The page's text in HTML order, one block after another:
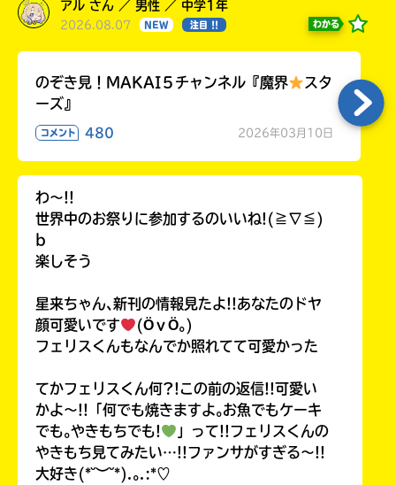
アル さん ／ 男性 ／ 中学1年
2026.08.07 NEW 注目 !! わかる
のぞき見！MAKAI５チャンネル『魔界
スタ
ーズ』
コメント 480 2026年03月10日
わ〜!!
世界中のお祭りに参加するのいいね!(≧∇≦)
b
楽しそう
星来ちゃん､新刊の情報見たよ!!あなたのドヤ
顔可愛いです
(ӦｖӦ｡)
フェリスくんもなんでか照れてて可愛かった
てかフェリスくん何?!この前の返信!!可愛い
かよ〜!!「何でも焼きますよ｡お魚でもケーキ
でも｡やきもちでも!
」って!!フェリスくんの
やきもち見てみたい…!!ファンサがすぎる〜!!
大好き(*˘︶˘*).｡.:*♡